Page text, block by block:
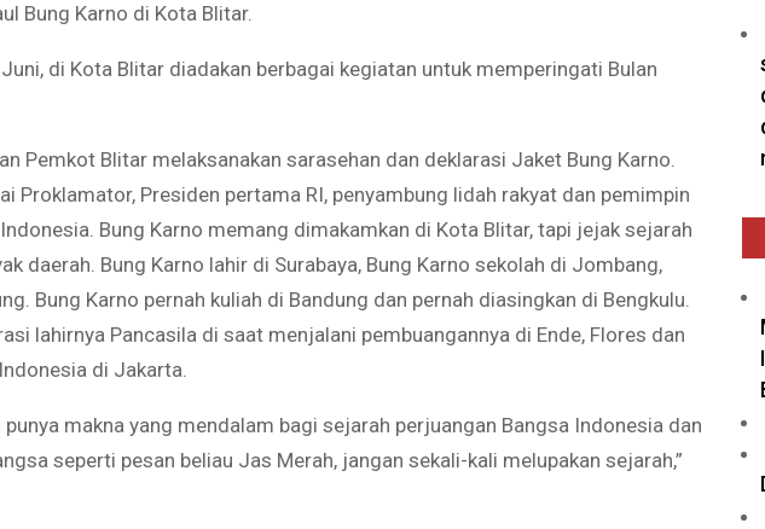
Bung Karno di Kota Blitar.
di Kota Blitar diadakan berbagai kegiatan untuk memperingati Bulan
Pemkot Blitar melaksanakan sarasehan dan deklarasi Jaket Bung Karno.
Proklamator, Presiden pertama RI, penyambung lidah rakyat dan pemimpin
Bung Karno memang dimakamkan di Kota Blitar, tapi jejak sejarah
daerah. Bung Karno lahir di Surabaya, Bung Karno sekolah di Jombang,
Bung Karno pernah kuliah di Bandung dan pernah diasingkan di Bengkulu.
lahirnya Pancasila di saat menjalani pembuangannya di Ende, Flores dan
di Jakarta.
punya makna yang mendalam bagi sejarah perjuangan Bangsa Indonesia dan
seperti pesan beliau Jas Merah, jangan sekali-kali melupakan sejarah,”